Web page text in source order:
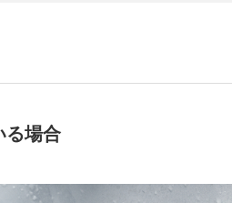
る場合